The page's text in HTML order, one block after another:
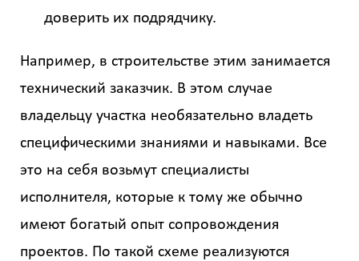
доверить их подрядчику.
Например, в строительстве этим занимается
технический заказчик. В этом случае
владельцу участка необязательно владеть
специфическими знаниями и навыками. Все
это на себя возьмут специалисты
исполнителя, которые к тому же обычно
имеют богатый опыт сопровождения
проектов. По такой схеме реализуются